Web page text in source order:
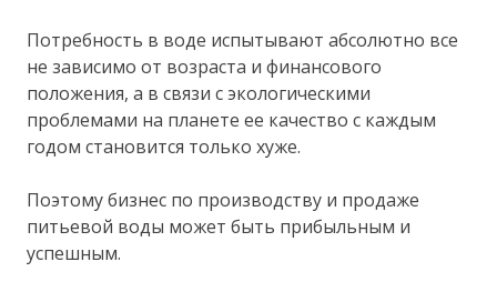
Потребность в воде испытывают абсолютно все
не зависимо от возраста и финансового
положения, а в связи с экологическими
проблемами на планете ее качество с каждым
годом становится только хуже.
Поэтому бизнес по производству и продаже
питьевой воды может быть прибыльным и
успешным.